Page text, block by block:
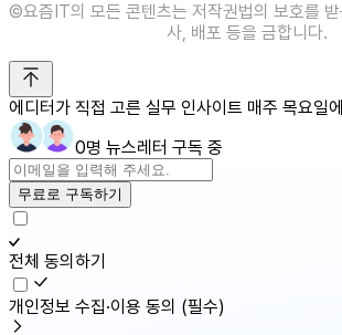
©️요즘IT의 모든 콘텐츠는 저작권법의 보호를
사, 배포 등을 금합니다.
에디터가 직접 고른 실무 인사이트 매주 목요일
0명 뉴스레터 구독 중
무료로 구독하기
전체 동의하기
개인정보 수집·이용 동의 (필수)